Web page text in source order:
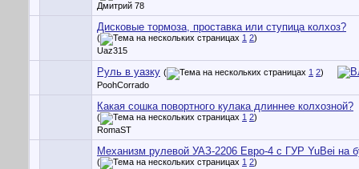
Дмитрий 78
Дисковые тормоза, проставка или ступица колхоз?
( 1 2)
Uaz315
Руль в уазку ( 1 2)
PoohCorrado
Какая сошка повортного кулака длиннее колхозной?
( 1 2)
RomaST
Механизм рулевой УАЗ-2206 Евро-4 с ГУР YuBei на
( 1 2)